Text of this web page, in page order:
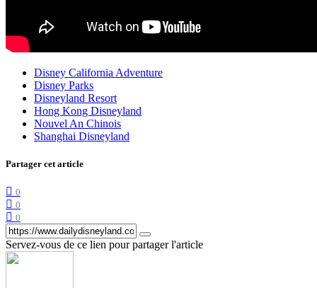
Disney California Adventure
Disney Parks
Disneyland Resort
Hong Kong Disneyland
Nouvel An Chinois
Shanghai Disneyland
Partager cet article
0
0
0
Servez-vous de ce lien pour partager l'article